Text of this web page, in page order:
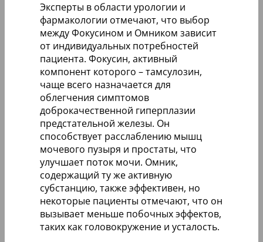
Эксперты в области урологии и
фармакологии отмечают, что выбор
между Фокусином и Омником зависит
от индивидуальных потребностей
пациента. Фокусин, активный
компонент которого – тамсулозин,
чаще всего назначается для
облегчения симптомов
доброкачественной гиперплазии
предстательной железы. Он
способствует расслаблению мышц
мочевого пузыря и простаты, что
улучшает поток мочи. Омник,
содержащий ту же активную
субстанцию, также эффективен, но
некоторые пациенты отмечают, что он
вызывает меньше побочных эффектов,
таких как головокружение и усталость.